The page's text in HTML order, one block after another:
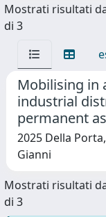
Mostrati risultati
di 3
Mobilising in
industrial
permanent
2025 Della
Gianni
Mostrati risultati
di 3